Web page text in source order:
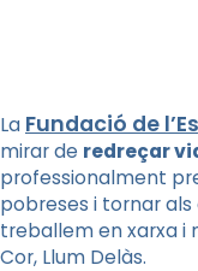
La Fundació de
mirar de redreçar
professionalment
pobreses i tornar
treballem en xarxa i
Cor, Llum Delàs.